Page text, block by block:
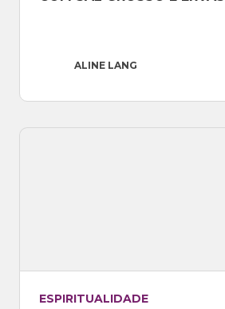
ALINE LANG
ESPIRITUALIDADE